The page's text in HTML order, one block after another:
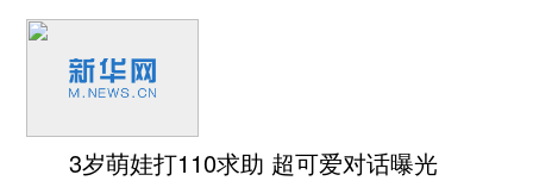
3岁萌娃打110求助 超可爱对话曝光